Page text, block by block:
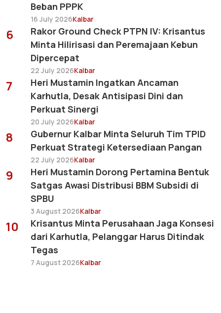
Beban PPPK
16 July 2026Kalbar
6
Rakor Ground Check PTPN IV: Krisantus
Minta Hilirisasi dan Peremajaan Kebun
Dipercepat
22 July 2026Kalbar
7
Heri Mustamin Ingatkan Ancaman
Karhutla, Desak Antisipasi Dini dan
Perkuat Sinergi
20 July 2026Kalbar
8
Gubernur Kalbar Minta Seluruh Tim TPID
Perkuat Strategi Ketersediaan Pangan
22 July 2026Kalbar
9
Heri Mustamin Dorong Pertamina Bentuk
Satgas Awasi Distribusi BBM Subsidi di
SPBU
3 August 2026Kalbar
10
Krisantus Minta Perusahaan Jaga Konsesi
dari Karhutla, Pelanggar Harus Ditindak
Tegas
7 August 2026Kalbar